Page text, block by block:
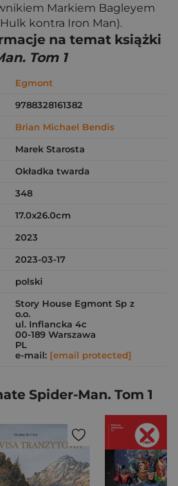
Markiem Bagleyem
kontra Iron Man).
na temat książki
Tom 1
Egmont
9788328161382
Brian Michael Bendis
Marek Starosta
Okładka twarda
348
17.0x26.0cm
2023
2023-03-17
polski
Story House Egmont Sp z
o.o.
ul. Inflancka 4c
00-189 Warszawa
PL
e-mail: [email protected]
Spider-Man. Tom 1